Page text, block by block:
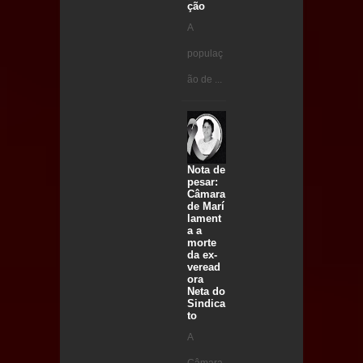
ção
A
populaç
ão de ...
Nota de
pesar:
Câmara
de Marí
lament
a a
morte
da ex-
veread
ora
Neta do
Sindica
to
A